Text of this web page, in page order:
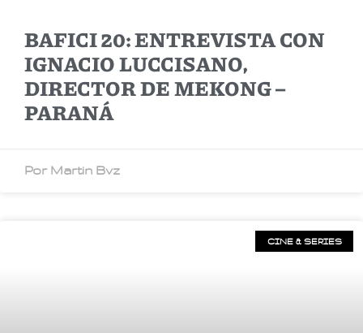
BAFICI 20: ENTREVISTA CON
IGNACIO LUCCISANO,
DIRECTOR DE MEKONG –
PARANÁ
Por Martin Bvz
CINE & SERIES